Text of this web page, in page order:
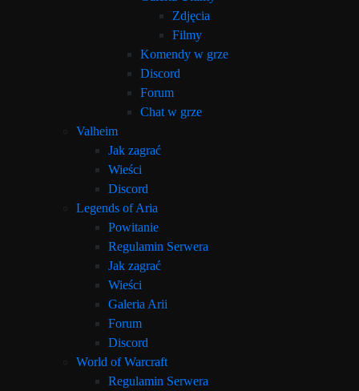
Zdjęcia
Filmy
Komendy w grze
Discord
Forum
Chat w grze
Valheim
Jak zagrać
Wieści
Discord
Legends of Aria
Powitanie
Regulamin Serwera
Jak zagrać
Wieści
Galeria Arii
Forum
Discord
World of Warcraft
Regulamin Serwera